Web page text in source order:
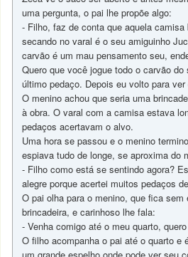
uma pergunta, o pai lhe propõe algo:
- Filho, faz de conta que aquela camisa
secando no varal é o seu amiguinho
carvão é um mau pensamento seu,
Quero que você jogue todo o carvão
último pedaço. Depois eu volto para
O menino achou que seria uma
à obra. O varal com a camisa estava
pedaços acertavam o alvo.
Uma hora se passou e o menino
espiava tudo de longe, se aproxima do
- Filho como está se sentindo agora?
alegre porque acertei muitos pedaços
O pai olha para o menino, que fica sem
brincadeira, e carinhoso lhe fala:
- Venha comigo até o meu quarto,
O filho acompanha o pai até o quarto e